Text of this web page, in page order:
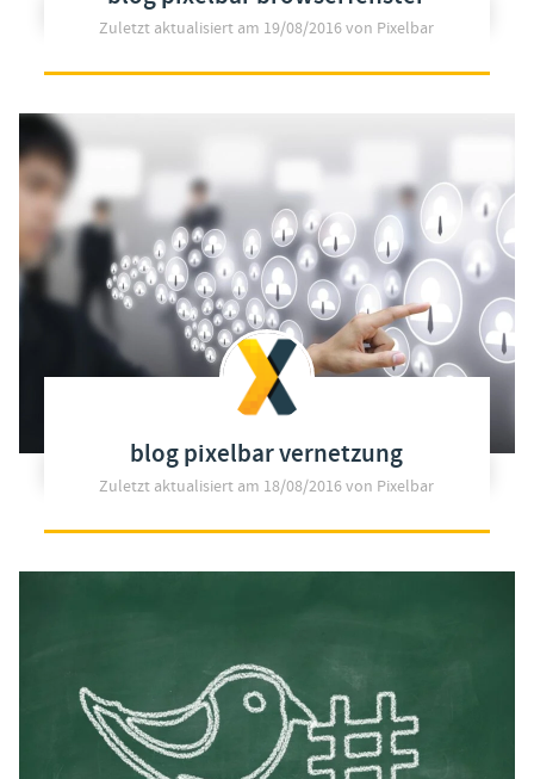
Zuletzt aktualisiert am 19/08/2016von Pixelbar
blog pixelbar vernetzung
Zuletzt aktualisiert am 18/08/2016von Pixelbar